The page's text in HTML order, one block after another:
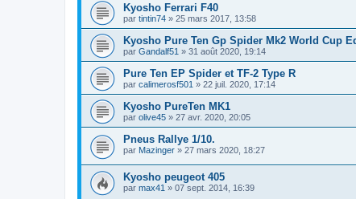
Kyosho Ferrari F40
par tintin74 » 25 mars 2017, 13:58
Kyosho Pure Ten Gp Spider Mk2 World Cup
par Gandalf51 » 31 août 2020, 19:14
Pure Ten EP Spider et TF-2 Type R
par calimerosf501 » 22 juil. 2020, 17:14
Kyosho PureTen MK1
par olive45 » 27 avr. 2020, 20:05
Pneus Rallye 1/10.
par Mazinger » 27 mars 2020, 18:27
Kyosho peugeot 405
par max41 » 07 sept. 2014, 16:39